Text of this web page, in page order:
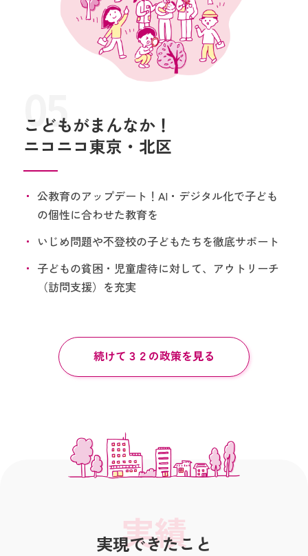
こどもがまんなか！
ニコニコ東京・北区
公教育のアップデート！AI・デジタル化で子ども
の個性に合わせた教育を
いじめ問題や不登校の子どもたちを徹底サポート
子どもの貧困・児童虐待に対して、アウトリーチ
（訪問支援）を充実
05
続けて３２の政策を見る
実現できたこと